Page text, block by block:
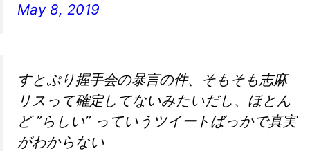
May 8, 2019
すとぷり握手会の暴言の件、そもそも志麻
リスって確定してないみたいだし、ほとん
ど ”らしい” っていうツイートばっかで真実
がわからない